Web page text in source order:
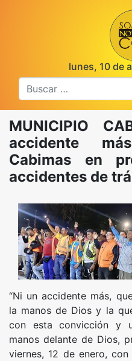
lunes, 10 de
MUNICIPIO
accidente
Cabimas en
accidentes de
“Ni un accidente más,
la manos de Dios y la
con esta convicción y
manos delante de Dios,
viernes, 12 de enero,